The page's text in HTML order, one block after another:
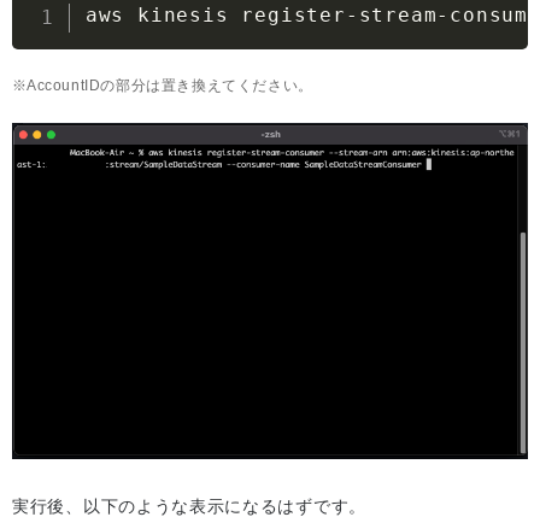
aws kinesis register-stream-
AccountIDの部分は置き換えてください。
実行後、以下のような表示になるはずです。